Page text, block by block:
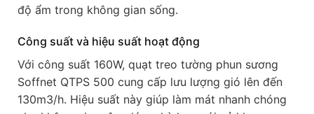
độ ẩm trong không gian sống.
Công suất và hiệu suất hoạt động
Với công suất 160W, quạt treo tường phun sương
Soffnet QTPS 500 cung cấp lưu lượng gió lên đến
130m3/h. Hiệu suất này giúp làm mát nhanh chóng